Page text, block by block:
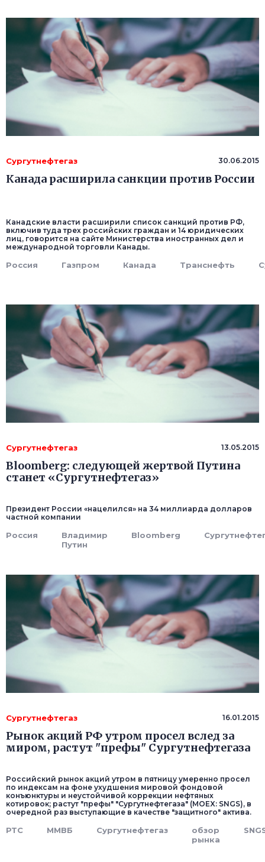
Сургутнефтегаз 30.06.2015
Канада расширила санкции против России
Канадские власти расширили список санкций против РФ,
включив туда трех российских граждан и 14 юридических
лиц, говорится на сайте Министерства иностранных дел и
международной торговли Канады.
Россия Газпром Канада Транснефть
Сургутнефтегаз 13.05.2015
Bloomberg: следующей жертвой Путина
станет «Сургутнефтегаз»
Президент России «нацелился» на 34 миллиарда долларов
частной компании
Россия
Владимир
Путин
Bloomberg
Сургутнефтегаз 16.01.2015
Рынок акций РФ утром просел вслед за
миром, растут "префы" Сургутнефтегаза
Российский рынок акций утром в пятницу умеренно просел
по индексам на фоне ухудшения мировой фондовой
конъюнктуры и неустойчивой коррекции нефтяных
котировок; растут "префы" "Сургутнефтегаза" (MOEX: SNGS), в
очередной раз выступающие в качестве "защитного" актива.
РТС ММВБ Сургутнефтегаз
обзор
рынка